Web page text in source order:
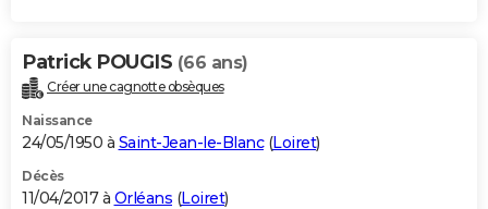
Patrick POUGIS (66 ans)
Créer une cagnotte obsèques
Naissance
24/05/1950 à Saint-Jean-le-Blanc(Loiret)
Décès
11/04/2017 à Orléans (Loiret)